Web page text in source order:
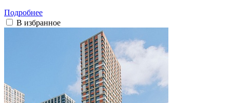
Подробнее
В избранное